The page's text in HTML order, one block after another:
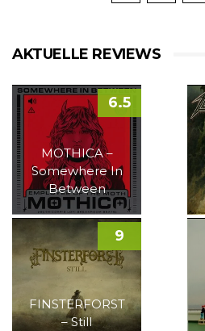
AKTUELLE REVIEWS
MOTHICA –
Somewhere In
Between
6.5
FINSTERFORST
– Still
9